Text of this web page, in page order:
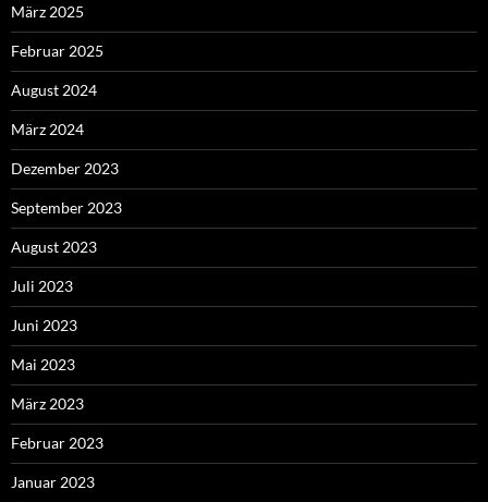
März 2025
Februar 2025
August 2024
März 2024
Dezember 2023
September 2023
August 2023
Juli 2023
Juni 2023
Mai 2023
März 2023
Februar 2023
Januar 2023